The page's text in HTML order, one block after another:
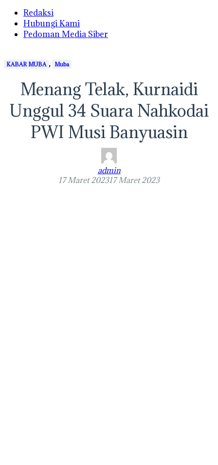
Redaksi
Hubungi Kami
Pedoman Media Siber
KABAR MUBA , Muba
Menang Telak, Kurnaidi
Unggul 34 Suara Nahkodai
PWI Musi Banyuasin
admin
17 Maret 202317 Maret 2023